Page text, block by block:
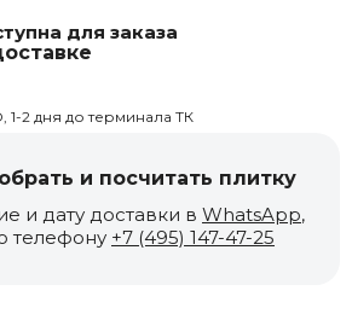
для заказа
2 дня до терминала ТК
и посчитать плитку
и дату доставки в WhatsApp,
телефону +7 (495) 147-47-25